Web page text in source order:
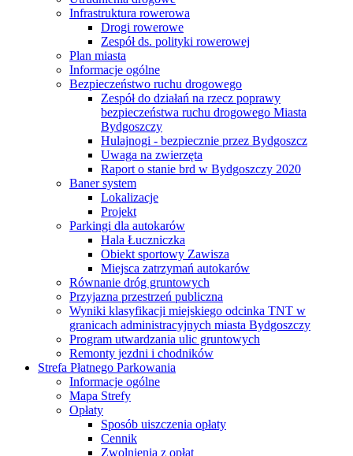
Infrastruktura rowerowa
Drogi rowerowe
Zespół ds. polityki rowerowej
Plan miasta
Informacje ogólne
Bezpieczeństwo ruchu drogowego
Zespół do działań na rzecz poprawy
bezpieczeństwa ruchu drogowego Miasta
Bydgoszczy
Hulajnogi - bezpiecznie przez Bydgoszcz
Uwaga na zwierzęta
Raport o stanie brd w Bydgoszczy 2020
Baner system
Lokalizacje
Projekt
Parkingi dla autokarów
Hala Łuczniczka
Obiekt sportowy Zawisza
Miejsca zatrzymań autokarów
Równanie dróg gruntowych
Przyjazna przestrzeń publiczna
Wyniki klasyfikacji miejskiego odcinka TNT w
granicach administracyjnych miasta Bydgoszczy
Program utwardzania ulic gruntowych
Remonty jezdni i chodników
Strefa Płatnego Parkowania
Informacje ogólne
Mapa Strefy
Opłaty
Sposób uiszczenia opłaty
Cennik
Zwolnienia z opłat